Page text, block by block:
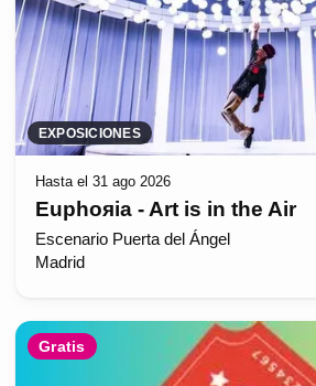
EXPOSICIONES
Hasta el 31 ago 2026
Euphoяia - Art is in the Air
Escenario Puerta del Ángel
Madrid
Gratis